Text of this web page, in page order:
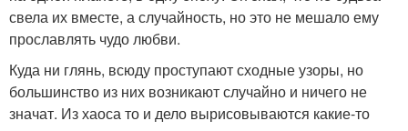
свела их вместе, а случайность, но это не мешало ему
прославлять чудо любви.
Куда ни глянь, всюду проступают сходные узоры, но
большинство из них возникают случайно и ничего не
значат. Из хаоса то и дело вырисовываются какие-то